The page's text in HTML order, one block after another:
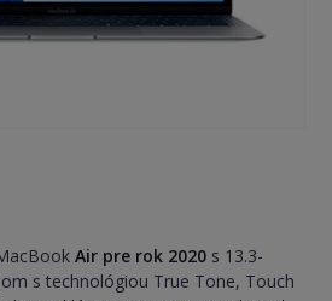
Air pre rok 2020 s 13.3-
s technológiou True Tone, Touch